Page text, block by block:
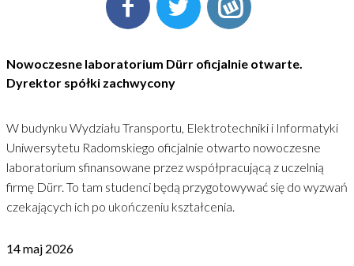
Nowoczesne laboratorium Dürr oficjalnie otwarte.
Dyrektor spółki zachwycony
W budynku Wydziału Transportu, Elektrotechniki i Informatyki
Uniwersytetu Radomskiego oficjalnie otwarto nowoczesne
laboratorium sfinansowane przez współpracującą z uczelnią
firmę Dürr. To tam studenci będą przygotowywać się do wyzwań
czekających ich po ukończeniu kształcenia.
14 maj 2026